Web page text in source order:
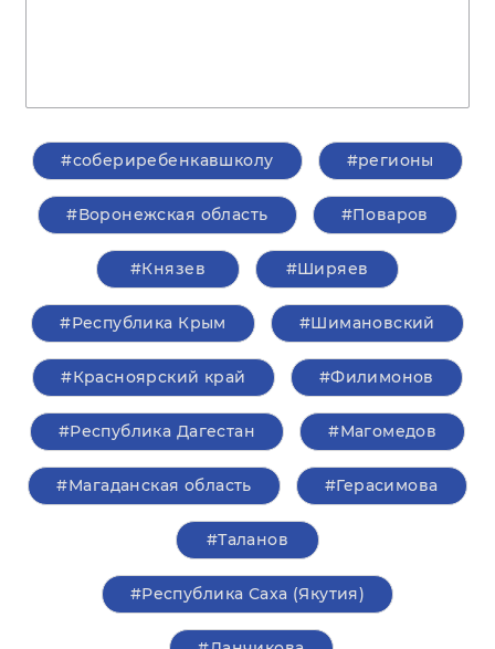
#собериребенкавшколу #регионы
#Воронежская область #Поваров
#Князев #Ширяев
#Республика Крым #Шимановский
#Красноярский край #Филимонов
#Республика Дагестан #Магомедов
#Магаданская область #Герасимова
#Таланов
#Республика Саха (Якутия)